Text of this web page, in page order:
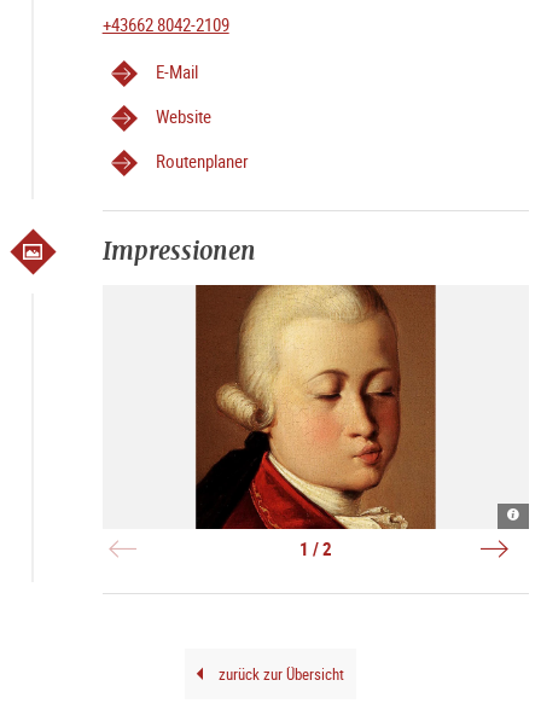
+43662 8042-2109
E-Mail
Website
Routenplaner
Impressionen
1 / 2
zurück zur Übersicht